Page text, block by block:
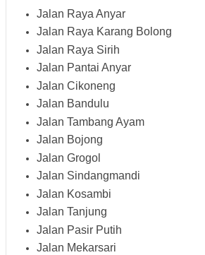
Jalan Raya Anyar
Jalan Raya Karang Bolong
Jalan Raya Sirih
Jalan Pantai Anyar
Jalan Cikoneng
Jalan Bandulu
Jalan Tambang Ayam
Jalan Bojong
Jalan Grogol
Jalan Sindangmandi
Jalan Kosambi
Jalan Tanjung
Jalan Pasir Putih
Jalan Mekarsari